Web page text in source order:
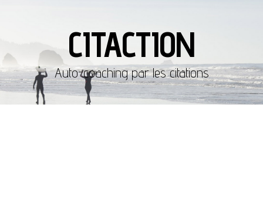
CITACTION
Auto-coaching par les citations